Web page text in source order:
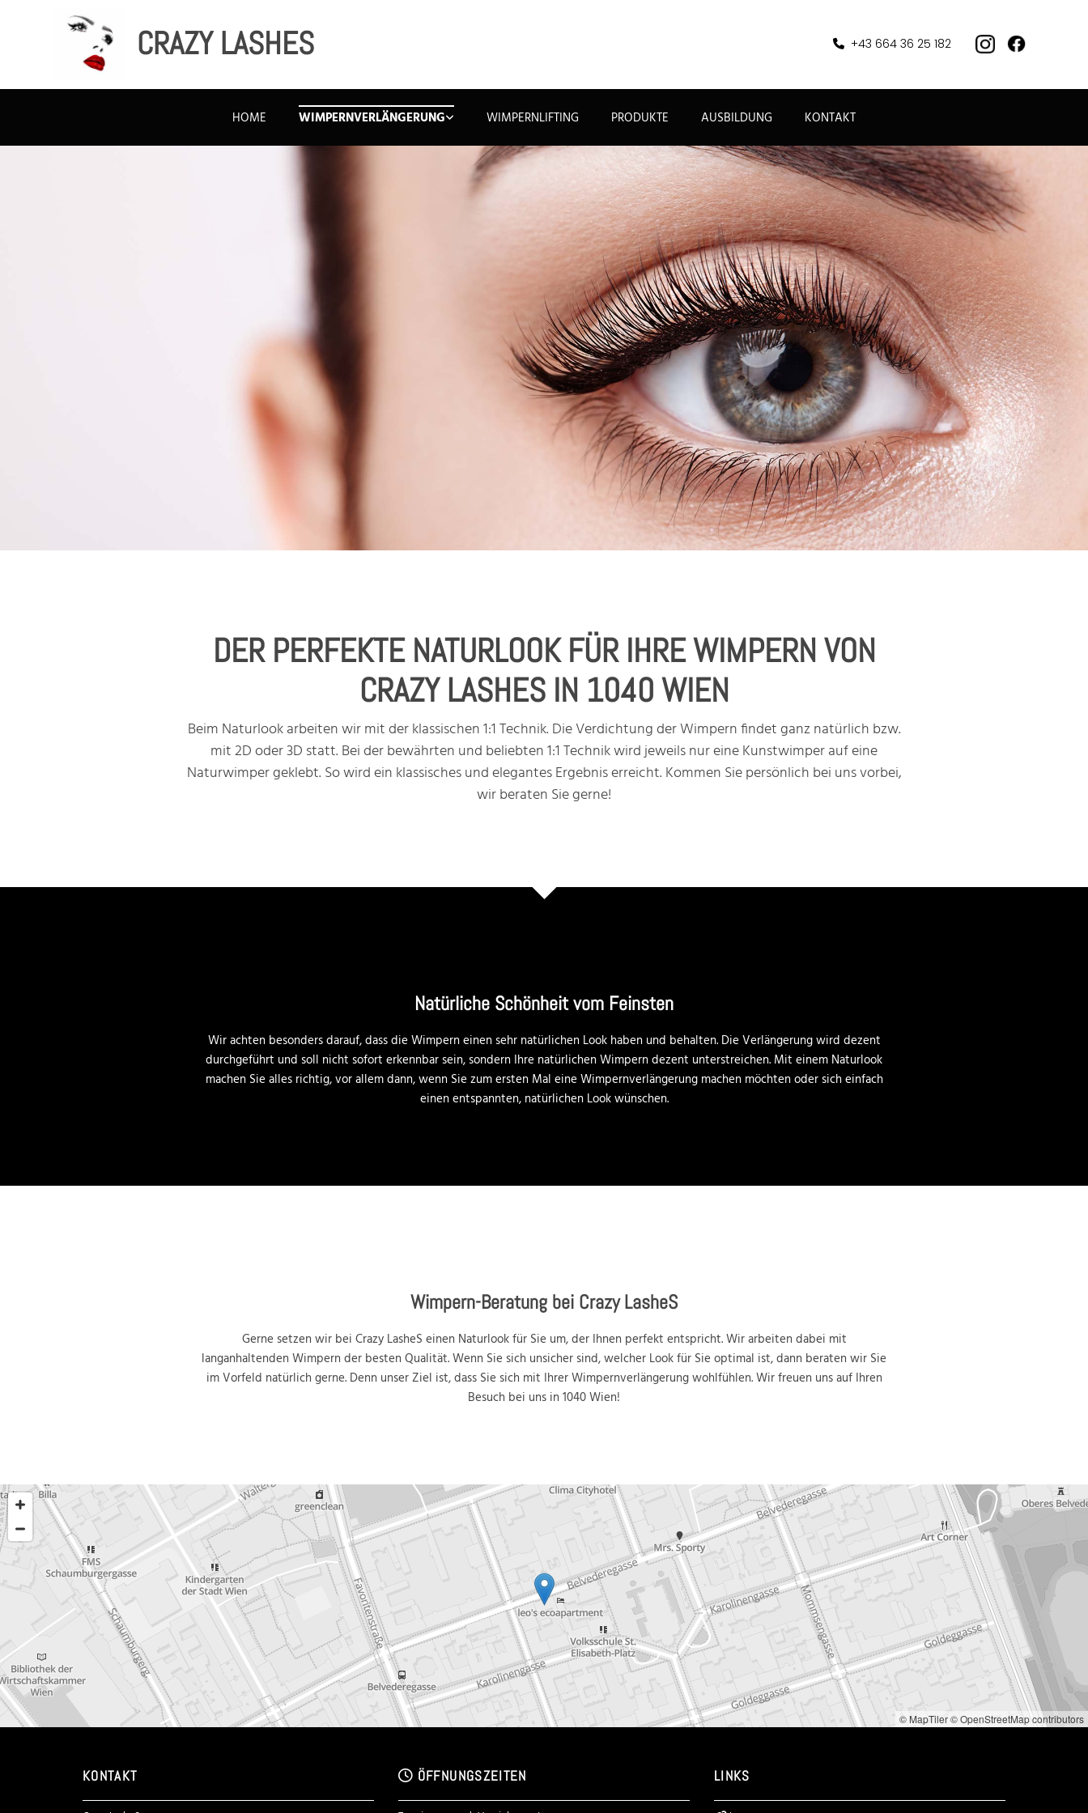
CRAZY LASHES  +43 664 36 25 182
HOME WIMPERNVERLÄNGERUNG WIMPERNLIFTING PRODUKTE AUSBILDUNG KONTAKT
DER PERFEKTE NATURLOOK FÜR IHRE WIMPERN VON
CRAZY LASHES IN 1040 WIEN
Beim Naturlook arbeiten wir mit der klassischen 1:1 Technik. Die Verdichtung der Wimpern findet ganz natürlich bzw.
mit 2D oder 3D statt. Bei der bewährten und beliebten 1:1 Technik wird jeweils nur eine Kunstwimper auf eine
Naturwimper geklebt. So wird ein klassisches und elegantes Ergebnis erreicht. Kommen Sie persönlich bei uns vorbei,
wir beraten Sie gerne!
Natürliche Schönheit vom Feinsten
Wir achten besonders darauf, dass die Wimpern einen sehr natürlichen Look haben und behalten. Die Verlängerung wird dezent
durchgeführt und soll nicht sofort erkennbar sein, sondern Ihre natürlichen Wimpern dezent unterstreichen. Mit einem Naturlook
machen Sie alles richtig, vor allem dann, wenn Sie zum ersten Mal eine Wimpernverlängerung machen möchten oder sich einfach
einen entspannten, natürlichen Look wünschen.
Wimpern-Beratung bei Crazy LasheS
Gerne setzen wir bei Crazy LasheS einen Naturlook für Sie um, der Ihnen perfekt entspricht. Wir arbeiten dabei mit
langanhaltenden Wimpern der besten Qualität. Wenn Sie sich unsicher sind, welcher Look für Sie optimal ist, dann beraten wir Sie
im Vorfeld natürlich gerne. Denn unser Ziel ist, dass Sie sich mit Ihrer Wimpernverlängerung wohlfühlen. Wir freuen uns auf Ihren
Besuch bei uns in 1040 Wien!
© MapTiler© OpenStreetMap contributors
KONTAKT  ÖFFNUNGSZEITEN LINKS